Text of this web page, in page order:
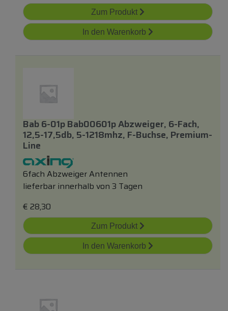
Zum Produkt
In den Warenkorb
Bab 6-01p Bab00601p Abzweiger, 6-Fach,
12,5-17,5db, 5-1218mhz, F-Buchse, Premium-
Line
6fach Abzweiger Antennen
lieferbar innerhalb von 3 Tagen
€ 28,30
Zum Produkt
In den Warenkorb